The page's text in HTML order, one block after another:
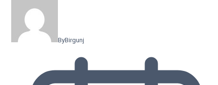
ByBirgunj